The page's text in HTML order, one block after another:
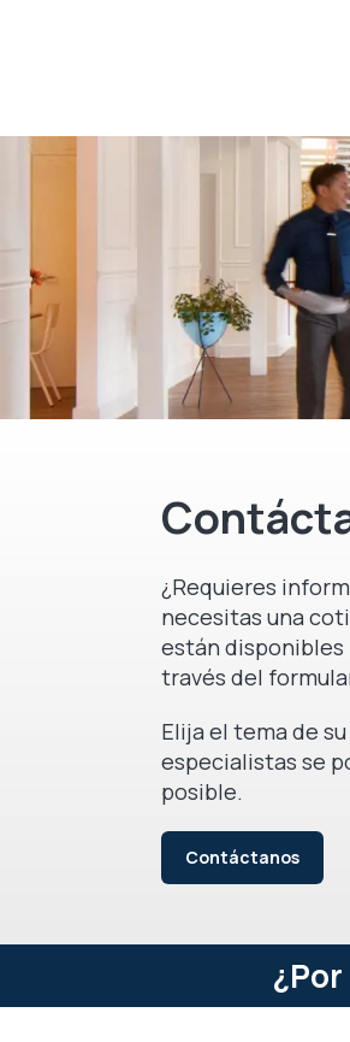
¿Requieres
necesitas una
están disponibles
través del
Elija el tema de
especialistas se
posible.
Contáctanos